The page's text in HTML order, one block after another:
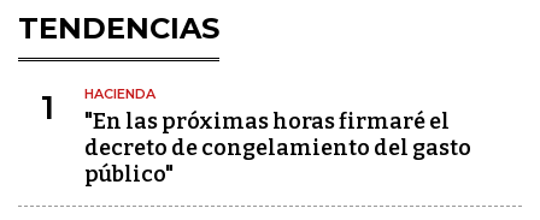
TENDENCIAS
1 HACIENDA
"En las próximas horas firmaré el
decreto de congelamiento del gasto
público"